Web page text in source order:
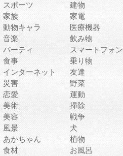
スポーツ 建物
家族 家電
動物キャラ 医療機器
音楽 飲み物
パーティ スマートフォン
食事 乗り物
インターネット 友達
災害 野菜
恋愛 運動
美術 掃除
美容 戦争
風景 犬
あかちゃん 植物
食材 お風呂